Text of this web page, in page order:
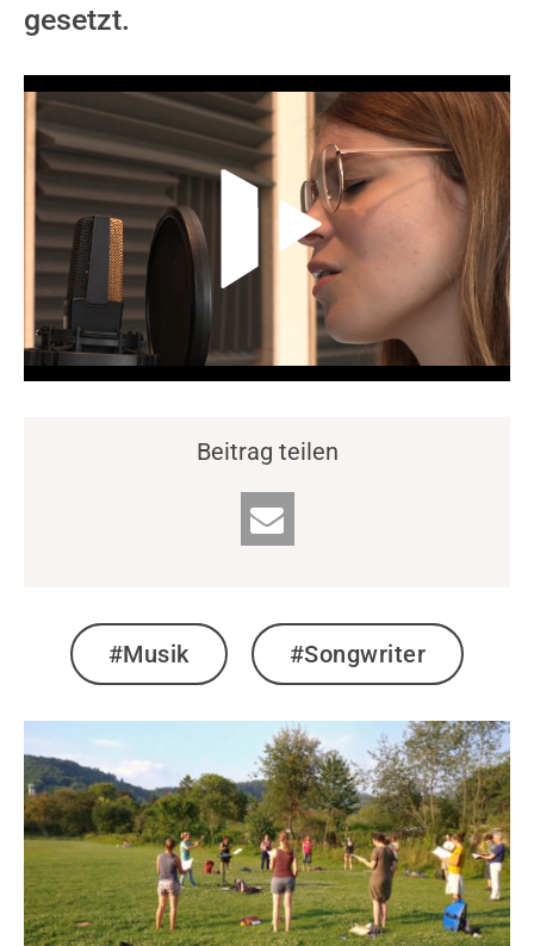
gesetzt.
Video-Player überspringen
Beitrag teilen
#Musik #Songwriter